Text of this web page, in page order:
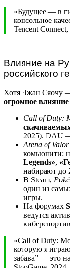
«Будущее — в
консольное
Tencent Connect,
Влияние на
российского
Хотя Чжан Сяочу
огромное
Call of Duty:
2025). DAU
Arena of Valor
комьюнити:
Legends»,
набирают до
В Steam,
один из
игры.
На форумах
ведутся
«Call of Duty:
которую я
забава” — это